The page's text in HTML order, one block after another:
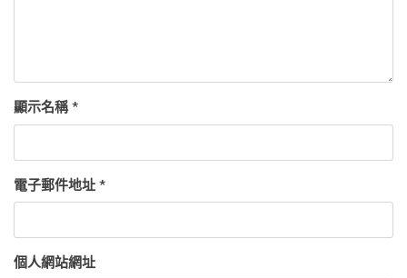
顯示名稱*
電子郵件地址 *
個人網站網址